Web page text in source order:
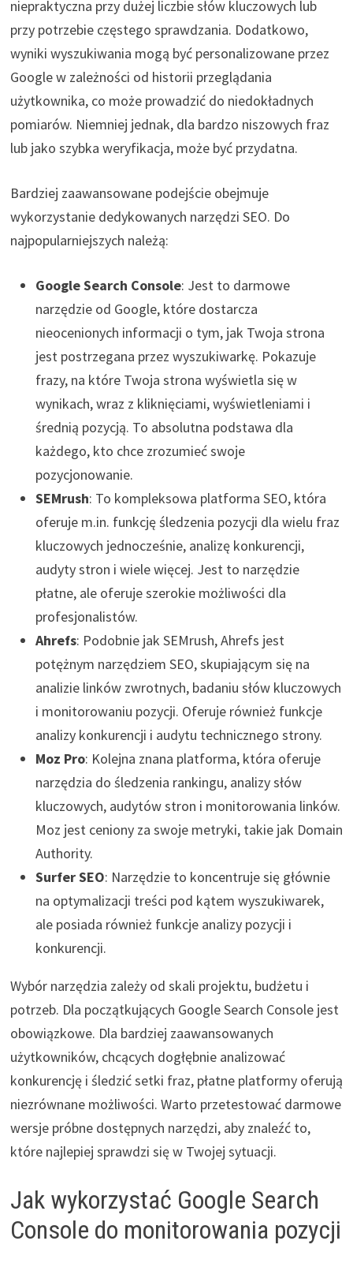
niepraktyczna przy dużej liczbie słów kluczowych lub
przy potrzebie częstego sprawdzania. Dodatkowo,
wyniki wyszukiwania mogą być personalizowane przez
Google w zależności od historii przeglądania
użytkownika, co może prowadzić do niedokładnych
pomiarów. Niemniej jednak, dla bardzo niszowych fraz
lub jako szybka weryfikacja, może być przydatna.
Bardziej zaawansowane podejście obejmuje
wykorzystanie dedykowanych narzędzi SEO. Do
najpopularniejszych należą:
Google Search Console: Jest to darmowe
narzędzie od Google, które dostarcza
nieocenionych informacji o tym, jak Twoja strona
jest postrzegana przez wyszukiwarkę. Pokazuje
frazy, na które Twoja strona wyświetla się w
wynikach, wraz z kliknięciami, wyświetleniami i
średnią pozycją. To absolutna podstawa dla
każdego, kto chce zrozumieć swoje
pozycjonowanie.
SEMrush: To kompleksowa platforma SEO, która
oferuje m.in. funkcję śledzenia pozycji dla wielu fraz
kluczowych jednocześnie, analizę konkurencji,
audyty stron i wiele więcej. Jest to narzędzie
płatne, ale oferuje szerokie możliwości dla
profesjonalistów.
Ahrefs: Podobnie jak SEMrush, Ahrefs jest
potężnym narzędziem SEO, skupiającym się na
analizie linków zwrotnych, badaniu słów kluczowych
i monitorowaniu pozycji. Oferuje również funkcje
analizy konkurencji i audytu technicznego strony.
Moz Pro: Kolejna znana platforma, która oferuje
narzędzia do śledzenia rankingu, analizy słów
kluczowych, audytów stron i monitorowania linków.
Moz jest ceniony za swoje metryki, takie jak Domain
Authority.
Surfer SEO: Narzędzie to koncentruje się głównie
na optymalizacji treści pod kątem wyszukiwarek,
ale posiada również funkcje analizy pozycji i
konkurencji.
Wybór narzędzia zależy od skali projektu, budżetu i
potrzeb. Dla początkujących Google Search Console jest
obowiązkowe. Dla bardziej zaawansowanych
użytkowników, chcących dogłębnie analizować
konkurencję i śledzić setki fraz, płatne platformy oferują
niezrównane możliwości. Warto przetestować darmowe
wersje próbne dostępnych narzędzi, aby znaleźć to,
które najlepiej sprawdzi się w Twojej sytuacji.
Jak wykorzystać Google Search
Console do monitorowania pozycji